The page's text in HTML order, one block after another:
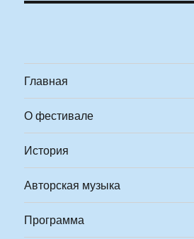
Главная
О фестивале
История
Авторская музыка
Программа